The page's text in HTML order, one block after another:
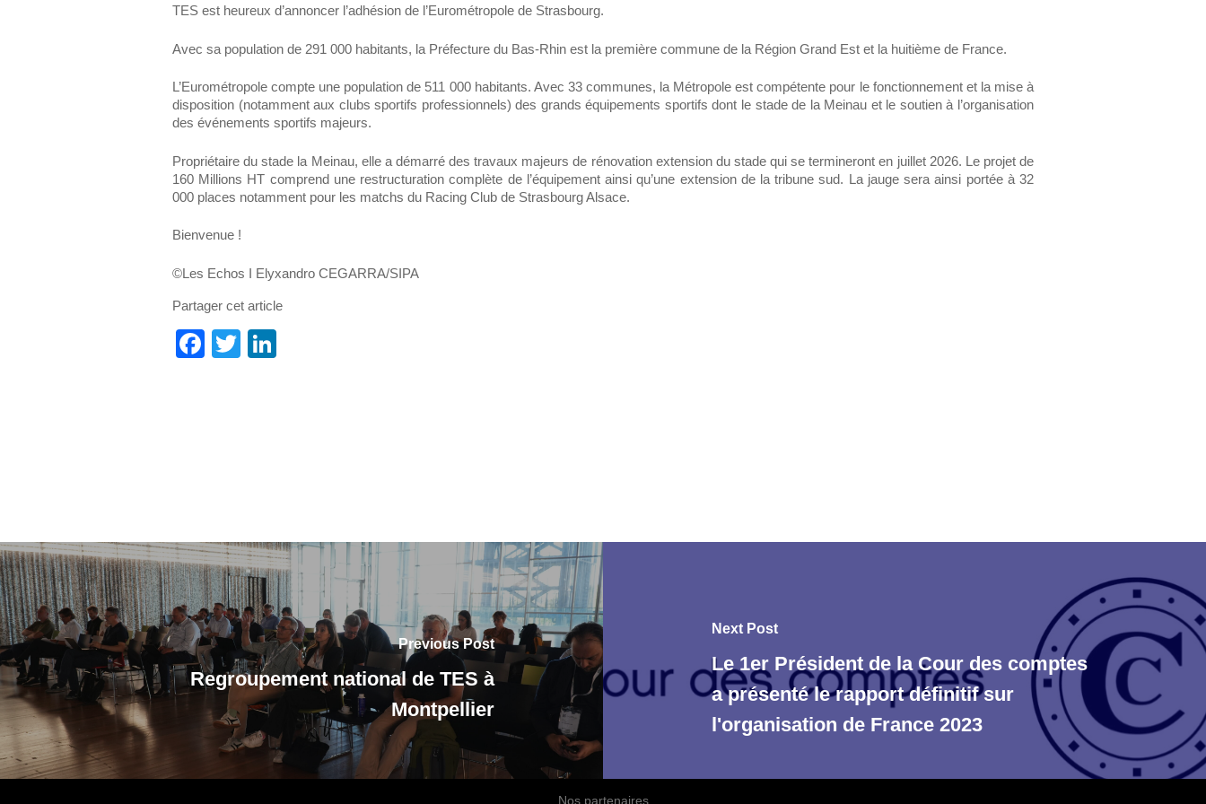
TES est heureux d’annoncer l’adhésion de l’Eurométropole de Strasbourg.
Avec sa population de 291 000 habitants, la Préfecture du Bas-Rhin est la première commune de la Région Grand Est et la huitième de France.
L’Eurométropole compte une population de 511 000 habitants. Avec 33 communes, la Métropole est compétente pour le fonctionnement et la mise à
disposition (notamment aux clubs sportifs professionnels) des grands équipements sportifs dont le stade de la Meinau et le soutien à l’organisation
des événements sportifs majeurs.
Propriétaire du stade la Meinau, elle a démarré des travaux majeurs de rénovation extension du stade qui se termineront en juillet 2026. Le projet de
160 Millions HT comprend une restructuration complète de l’équipement ainsi qu’une extension de la tribune sud. La jauge sera ainsi portée à 32
000 places notamment pour les matchs du Racing Club de Strasbourg Alsace.
Bienvenue !
©Les Echos I Elyxandro CEGARRA/SIPA
Partager cet article
Facebook
Twitter
Previous Post
Regroupement national de TES à
Montpellier
Next Post
Le 1er Président de la Cour des comptes
a présenté le rapport définitif sur
l'organisation de France 2023
Nos partenaires